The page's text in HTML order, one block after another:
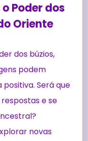
Poder dos
Oriente
dos búzios,
podem
Será que
e se
novas